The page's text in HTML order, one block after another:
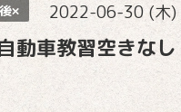
× 2022-06-30 (木)
動車教習空きなし